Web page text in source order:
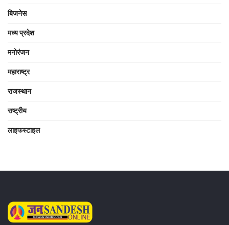
बिजनेस
मध्य प्रदेश
मनोरंजन
महाराष्ट्र
राजस्थान
राष्ट्रीय
लाइफस्टाइल